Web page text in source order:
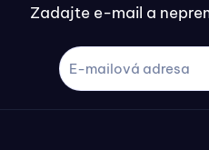
Zadajte e-mail a